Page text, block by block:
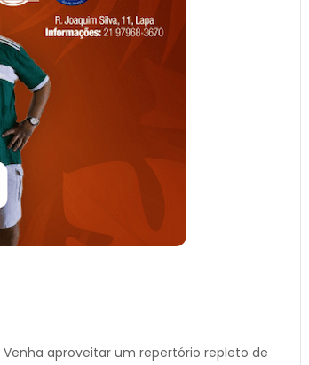
Venha aproveitar um repertório repleto de